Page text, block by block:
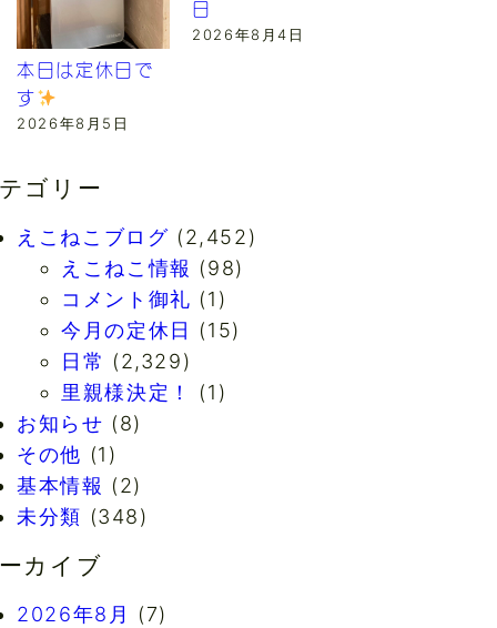
本日は定休日で
す
2026年8月5日
日
2026年8月4日
ゴリー
えこねこブログ (2,452)
えこねこ情報 (98)
コメント御礼 (1)
今月の定休日
(15)
日常 (2,329)
里親様決定！
(1)
お知らせ (8)
その他 (1)
基本情報 (2)
未分類 (348)
カイブ
2026年8月
(7)